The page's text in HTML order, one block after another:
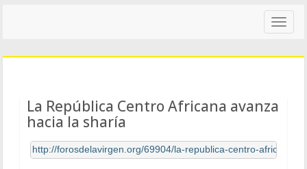
La República Centro Africana avanza
hacia la sharía
http://forosdelavirgen.org/69904/la-republica-centro-africana-